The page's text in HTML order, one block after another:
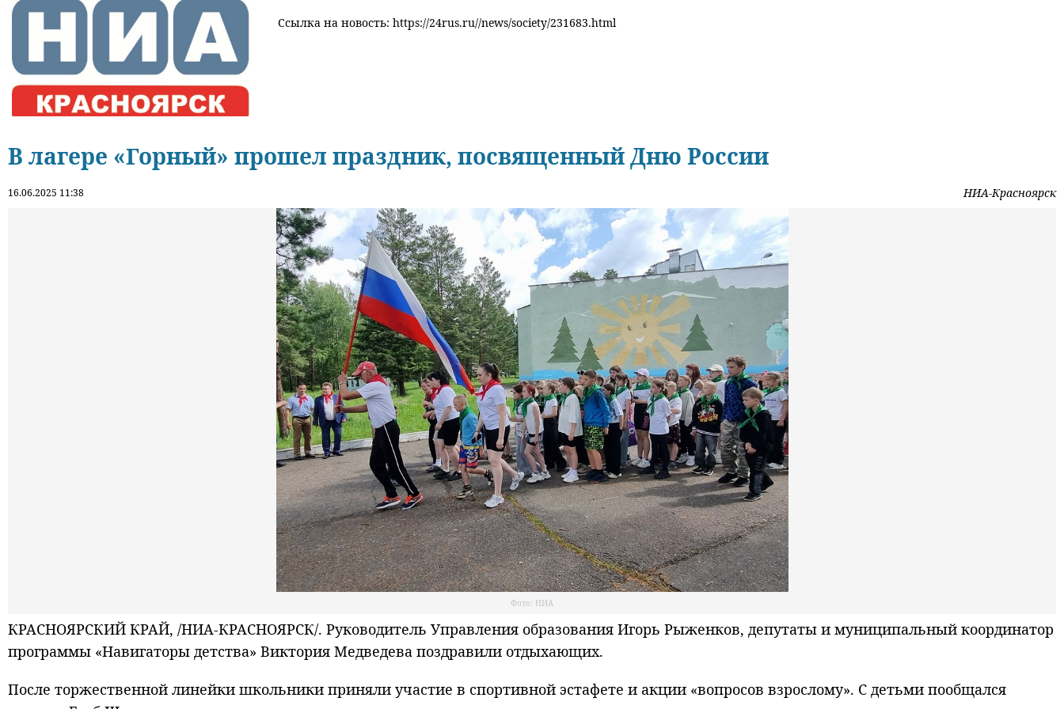
Ссылка на новость: https://24rus.ru//news/society/231683.html
В лагере «Горный» прошел праздник, посвященный Дню России
16.06.2025 11:38 НИА-Красноярск
Фото: НИА
КРАСНОЯРСКИЙ КРАЙ, /НИА-КРАСНОЯРСК/. Руководитель Управления образования Игорь Рыженков, депутаты и муниципальный координатор
программы «Навигаторы детства» Виктория Медведева поздравили отдыхающих.
После торжественной линейки школьники приняли участие в спортивной эстафете и акции «вопросов взрослому». С детьми пообщался